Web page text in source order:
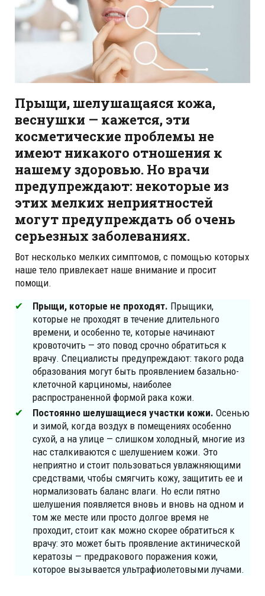
Прыщи, шелушащаяся кожа,
веснушки — кажется, эти
косметические проблемы не
имеют никакого отношения к
нашему здоровью. Но врачи
предупреждают: некоторые из
этих мелких неприятностей
могут предупреждать об очень
серьезных заболеваниях.
Вот несколько мелких симптомов, с помощью которых
наше тело привлекает наше внимание и просит
помощи.
Прыщи, которые не проходят. Прыщики,
которые не проходят в течение длительного
времени, и особенно те, которые начинают
кровоточить — это повод срочно обратиться к
врачу. Специалисты предупреждают: такого рода
образования могут быть проявлением базально-
клеточной карциномы, наиболее
распространенной формой рака кожи.
Постоянно шелушащиеся участки кожи. Осенью
и зимой, когда воздух в помещениях особенно
сухой, а на улице — слишком холодный, многие из
нас сталкиваются с шелушением кожи. Это
неприятно и стоит пользоваться увлажняющими
средствами, чтобы смягчить кожу, защитить ее и
нормализовать баланс влаги. Но если пятно
шелушения появляется вновь и вновь на одном и
том же месте или просто долгое время не
проходит, стоит как можно скорее обратиться к
врачу: это может быть проявление актинической
кератозы — предракового поражения кожи,
которое вызывается ультрафиолетовыми лучами.